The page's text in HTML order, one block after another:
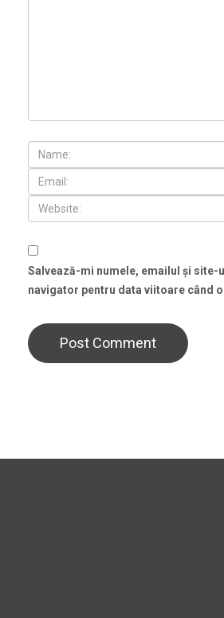
Salvează-mi numele, emailul și site-
navigator pentru data viitoare când